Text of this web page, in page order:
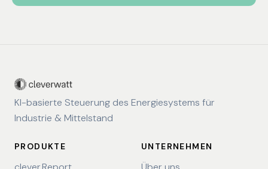
KI-basierte Steuerung des Energiesystems für
Industrie & Mittelstand
PRODUKTE UNTERNEHMEN